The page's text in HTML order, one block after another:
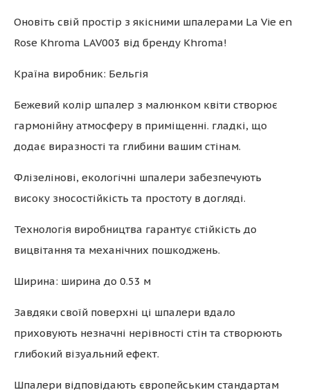
Оновіть свій простір з якісними шпалерами La Vie en
Rose Khroma LAV003 від бренду Khroma!
Країна виробник: Бельгія
Бежевий колір шпалер з малюнком квіти створює
гармонійну атмосферу в приміщенні. гладкі, що
додає виразності та глибини вашим стінам.
Флізелінові, екологічні шпалери забезпечують
високу зносостійкість та простоту в догляді.
Технологія виробництва гарантує стійкість до
вицвітання та механічних пошкоджень.
Ширина: ширина до 0.53 м
Завдяки своїй поверхні ці шпалери вдало
приховують незначні нерівності стін та створюють
глибокий візуальний ефект.
Шпалери відповідають європейським стандартам